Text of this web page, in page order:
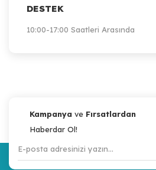
DESTEK
10:00-17:00 Saatleri Arasında
Kampanya ve Fırsatlardan
Haberdar Ol!